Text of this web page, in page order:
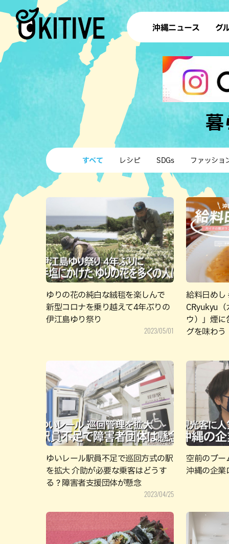
沖縄ニュース グ
ラ
テイ
すし
沖
ステー
その他
ブッフェ
ハン
暮
すべて レシピ SDGs ファッショ
ゆりの花の純白な絨毯を楽しんで
新型コロナを乗り越えて4年ぶりの
伊江島ゆり祭り
2023/05/01
給料日めし
CRyukyu（
ウ）」煙に
グを味わう
ゆいレール駅員不足で巡回方式の駅
を拡大 介助が必要な乗客はどうす
る？障害者支援団体が懸念
2023/04/25
空前のブー
沖縄の企業